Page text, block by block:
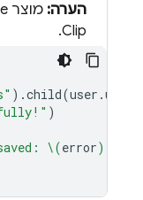
הערה:
Clip.
).child(user .uid
)
\(error)